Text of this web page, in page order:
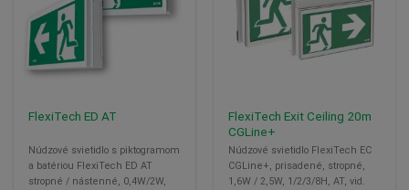
FlexiTech ED AT
Núdzové svietidlo s piktogramom
a batériou FlexiTech ED AT
stropné / nástenné, 0,4W/2W,
FlexiTech Exit Ceiling 20m
CGLine+
Núdzové svietidlo FlexiTech EC
CGLine+, prisadené, stropné,
1,6W / 2,5W, 1/2/3/8H, AT, vid.